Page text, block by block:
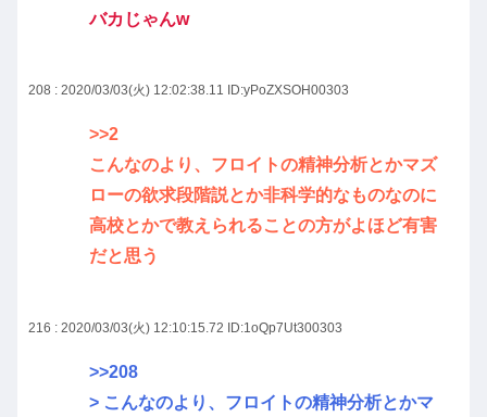
バカじゃんw
208 : 2020/03/03(火) 12:02:38.11 ID:yPoZXSOH00303
>>2
こんなのより、フロイトの精神分析とかマズ
ローの欲求段階説とか非科学的なものなのに
高校とかで教えられることの方がよほど有害
だと思う
216 : 2020/03/03(火) 12:10:15.72 ID:1oQp7Ut300303
>>208
> こんなのより、フロイトの精神分析とかマ